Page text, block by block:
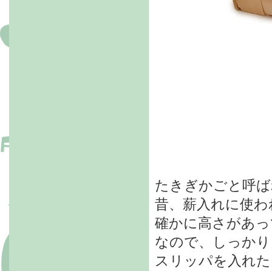
たきぎかごと呼
昔、薪入れに使
確かに高さがあ
なので、しっか
スリッパを入れ